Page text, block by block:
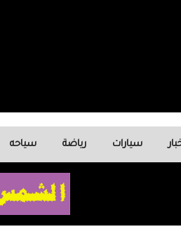
سيارات رياضة سياحه